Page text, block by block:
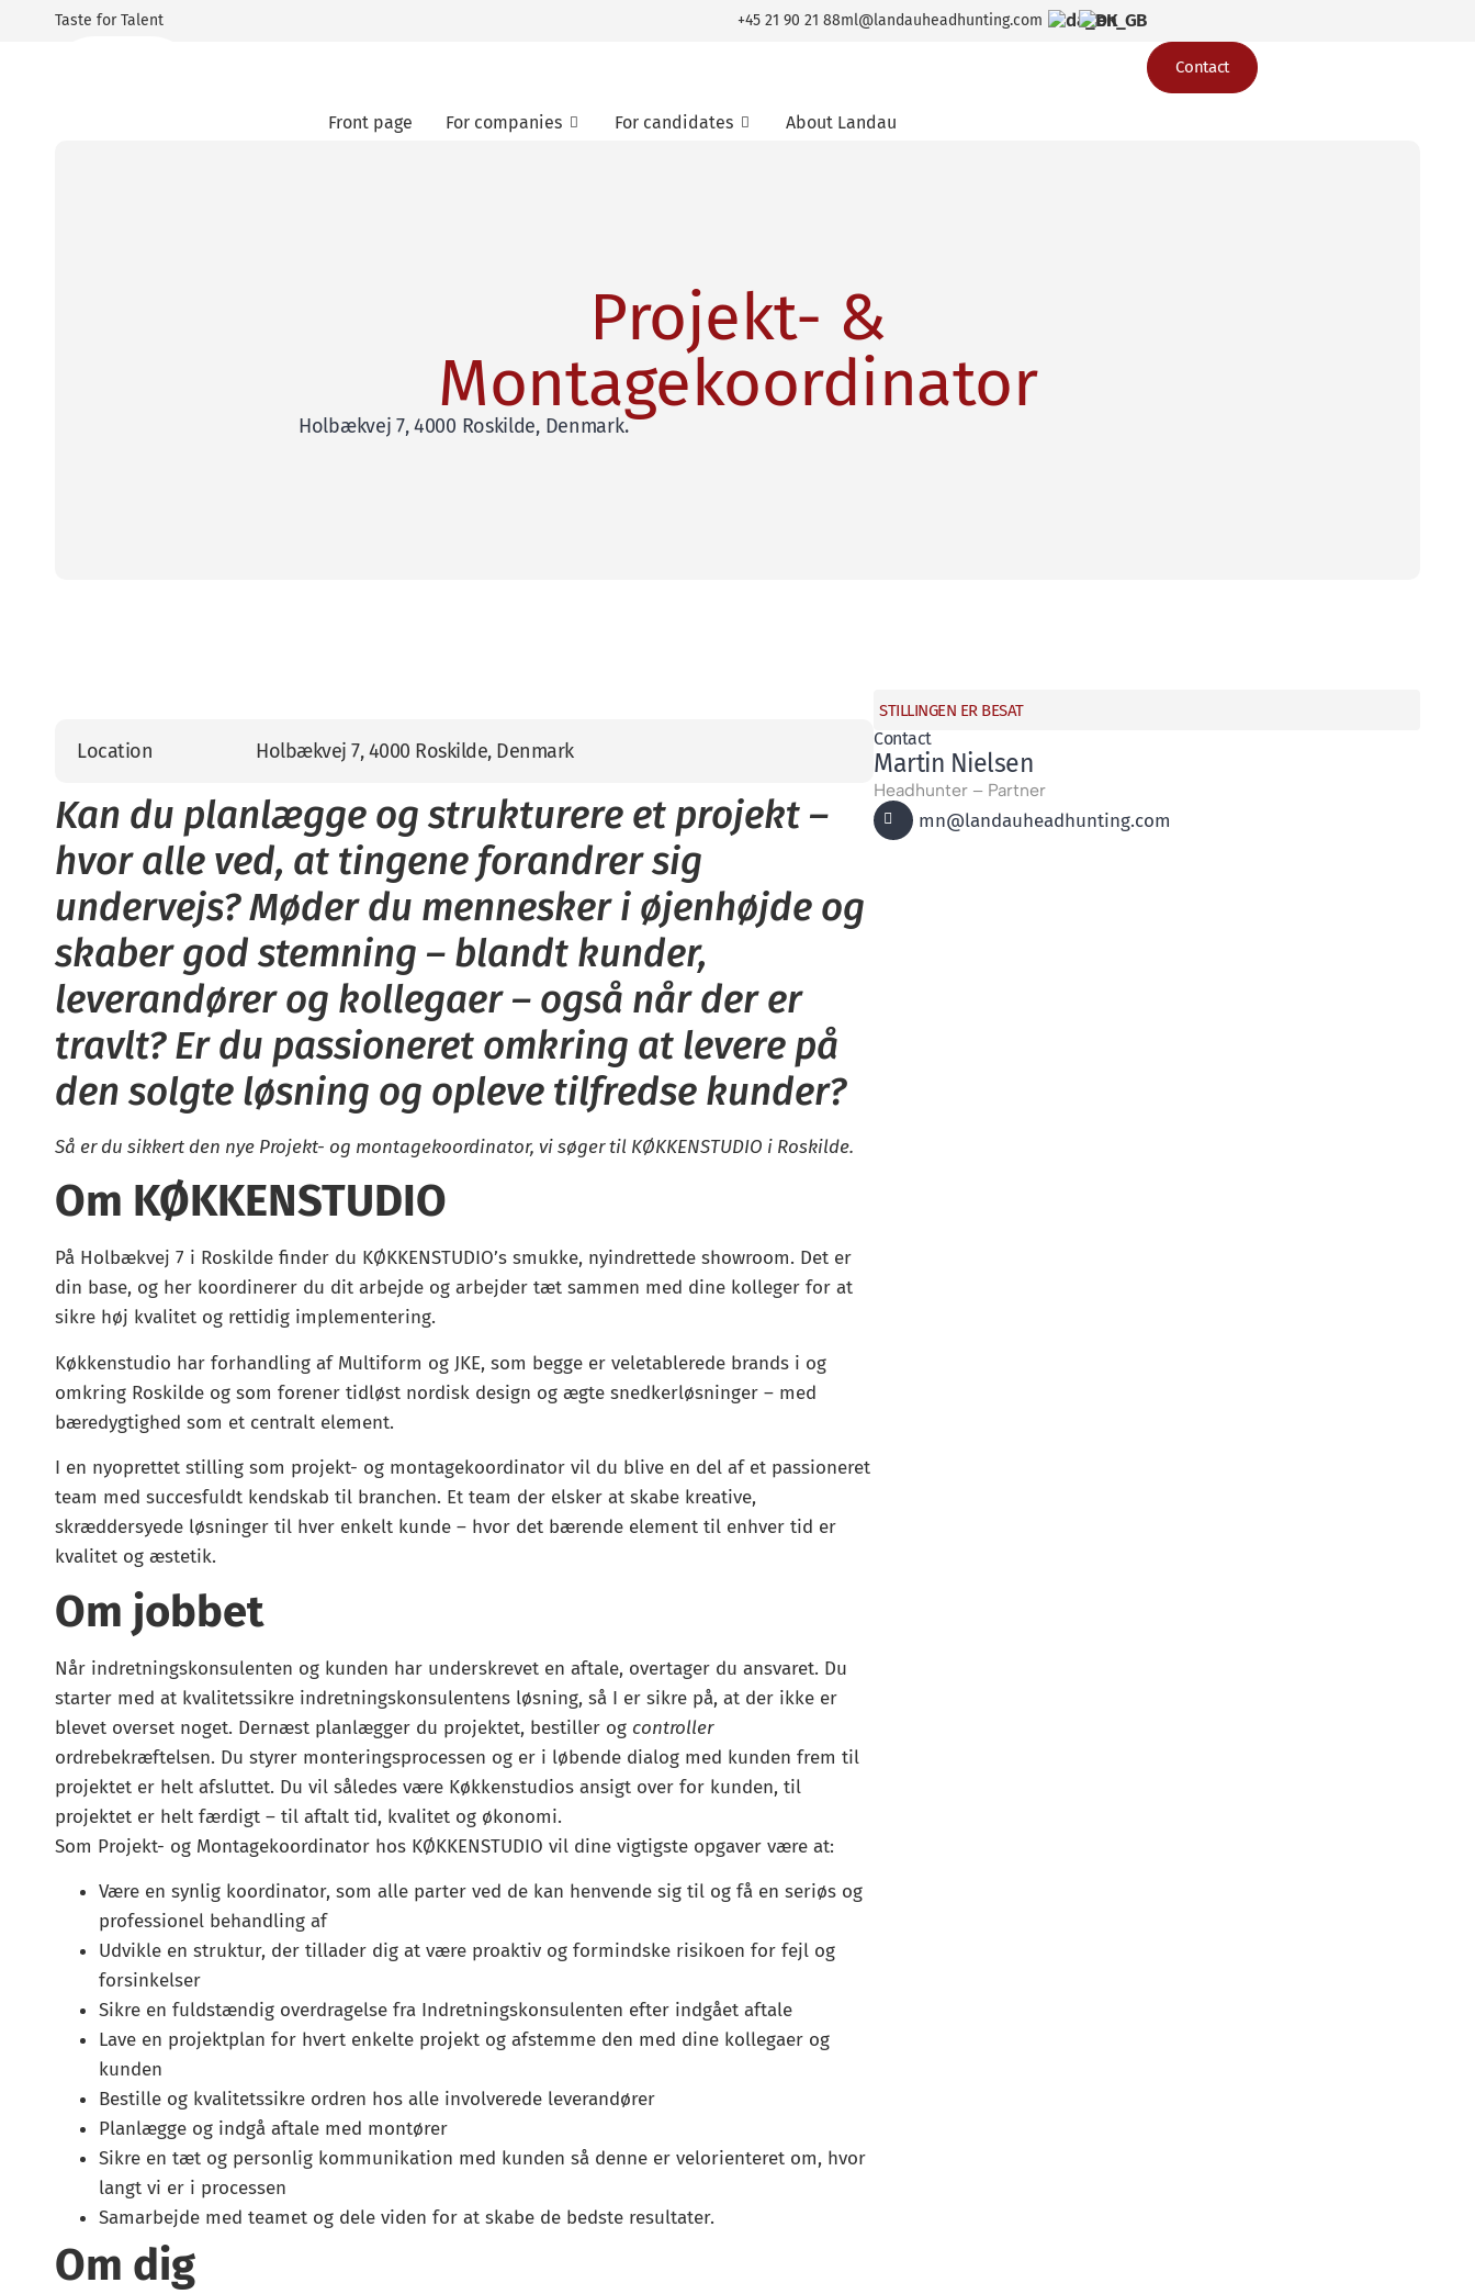
Taste for Talent +45 21 90 21 88ml@landauheadhunting.com
Front page For companies For candidates About Landau
Contact
Projekt- &
Montagekoordinator
Holbækvej 7, 4000 Roskilde, Denmark.
Location Holbækvej 7, 4000 Roskilde, Denmark
Kan du planlægge og strukturere et projekt –
hvor alle ved, at tingene forandrer sig
undervejs? Møder du mennesker i øjenhøjde og
skaber god stemning – blandt kunder,
leverandører og kollegaer – også når der er
travlt? Er du passioneret omkring at levere på
den solgte løsning og opleve tilfredse kunder?
Så er du sikkert den nye Projekt- og montagekoordinator, vi søger til KØKKENSTUDIO i Roskilde.
Om KØKKENSTUDIO
På Holbækvej 7 i Roskilde finder du KØKKENSTUDIO’s smukke, nyindrettede showroom. Det er
din base, og her koordinerer du dit arbejde og arbejder tæt sammen med dine kolleger for at
sikre høj kvalitet og rettidig implementering.
Køkkenstudio har forhandling af Multiform og JKE, som begge er veletablerede brands i og
omkring Roskilde og som forener tidløst nordisk design og ægte snedkerløsninger – med
bæredygtighed som et centralt element.
I en nyoprettet stilling som projekt- og montagekoordinator vil du blive en del af et passioneret
team med succesfuldt kendskab til branchen. Et team der elsker at skabe kreative,
skræddersyede løsninger til hver enkelt kunde – hvor det bærende element til enhver tid er
kvalitet og æstetik.
Om jobbet
Når indretningskonsulenten og kunden har underskrevet en aftale, overtager du ansvaret. Du
starter med at kvalitetssikre indretningskonsulentens løsning, så I er sikre på, at der ikke er
blevet overset noget. Dernæst planlægger du projektet, bestiller og controller
ordrebekræftelsen. Du styrer monteringsprocessen og er i løbende dialog med kunden frem til
projektet er helt afsluttet. Du vil således være Køkkenstudios ansigt over for kunden, til
projektet er helt færdigt – til aftalt tid, kvalitet og økonomi.
Som Projekt- og Montagekoordinator hos KØKKENSTUDIO vil dine vigtigste opgaver være at:
Være en synlig koordinator, som alle parter ved de kan henvende sig til og få en seriøs og
professionel behandling af
Udvikle en struktur, der tillader dig at være proaktiv og formindske risikoen for fejl og
forsinkelser
Sikre en fuldstændig overdragelse fra Indretningskonsulenten efter indgået aftale
Lave en projektplan for hvert enkelte projekt og afstemme den med dine kollegaer og
kunden
Bestille og kvalitetssikre ordren hos alle involverede leverandører
Planlægge og indgå aftale med montører
Sikre en tæt og personlig kommunikation med kunden så denne er velorienteret om, hvor
langt vi er i processen
Samarbejde med teamet og dele viden for at skabe de bedste resultater.
Om dig
STILLINGEN ER BESAT
Contact
Martin Nielsen
Headhunter – Partner
mn@landauheadhunting.com